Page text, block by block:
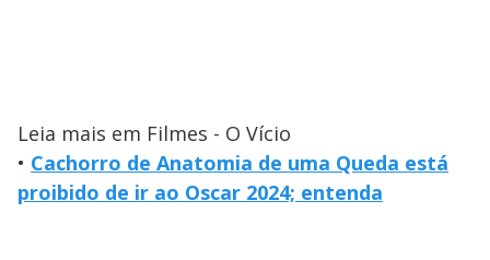
Leia mais em Filmes - O Vício
• Cachorro de Anatomia de uma Queda está
proibido de ir ao Oscar 2024; entenda